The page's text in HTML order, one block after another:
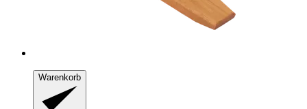
Warenkorb